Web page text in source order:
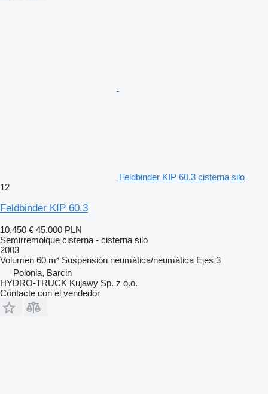
Feldbinder KIP 60.3 cisterna silo
12
Feldbinder KIP 60.3
10.450 € 45.000 PLN
Semirremolque cisterna - cisterna silo
2003
Volumen 60 m³ Suspensión neumática/neumática Ejes 3
Polonia, Barcin
HYDRO-TRUCK Kujawy Sp. z o.o.
Contacte con el vendedor